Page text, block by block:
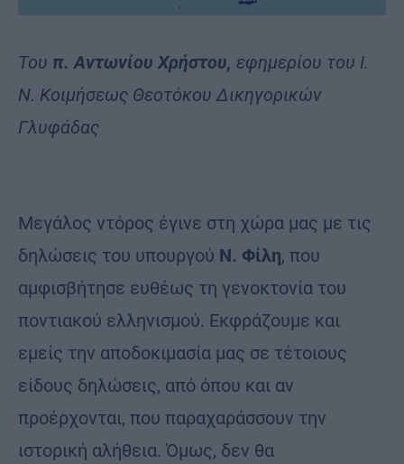
Του π. Αντωνίου Χρήστου, εφημερίου του Ι.
Ν. Κοιμήσεως Θεοτόκου Δικηγορικών
Γλυφάδας
Μεγάλος ντόρος έγινε στη χώρα μας με τις
δηλώσεις του υπουργού Ν. Φίλη, που
αμφισβήτησε ευθέως τη γενοκτονία του
ποντιακού ελληνισμού. Εκφράζουμε και
εμείς την αποδοκιμασία μας σε τέτοιους
είδους δηλώσεις, από όπου και αν
προέρχονται, που παραχαράσσουν την
ιστορική αλήθεια. Όμως, δεν θα